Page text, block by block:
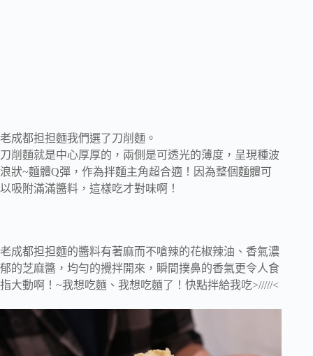
老成都担担麵我們選了刀削麵。
刀削麵就是中心厚厚的，兩側是可透光的薄度，呈現種波
浪狀~麵體Q彈，作為拌麵主角超合適！因為整個麵體可
以吸附滿滿醬料，這樣吃才對味啊！
老成都担担麵的醬料有著麻而不嗆辣的花椒辣油、香氣濃
郁的芝麻醬，均勻的攪拌開來，瞬間撲鼻的香氣更令人食
指大動啊！~我想吃麵、我想吃麵了！快點拌給我吃>/////<